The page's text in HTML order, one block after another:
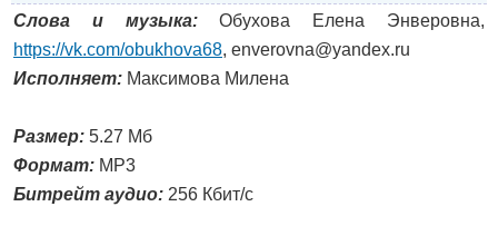
Слова и музыка:Обухова Елена Энверовна,
https://vk.com/obukhova68, enverovna@yandex.ru
Исполняет: Максимова Милена
Размер: 5.27 Мб
Формат: MP3
Битрейт аудио: 256 Кбит/с